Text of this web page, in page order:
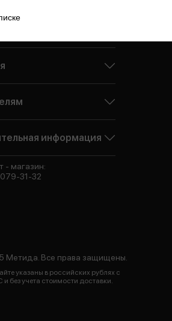
информация
Метида. Все права защищены.
указаны в российских рублях с
без учета стоимости доставки.
- магазин:
31-32